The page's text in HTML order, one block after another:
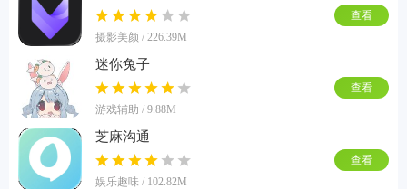
摄影美颜 / 226.39M
查看
迷你兔子
游戏辅助 / 9.88M
查看
芝麻沟通
娱乐趣味 / 102.82M
查看